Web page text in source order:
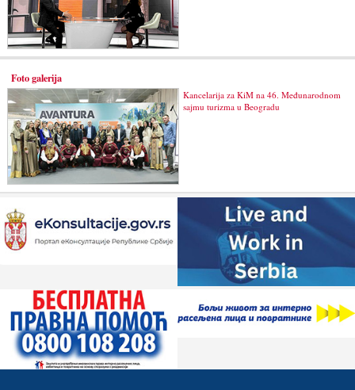
Foto galerija
Kancelarija za KiM na 46. Međunarodnom
sajmu turizma u Beogradu